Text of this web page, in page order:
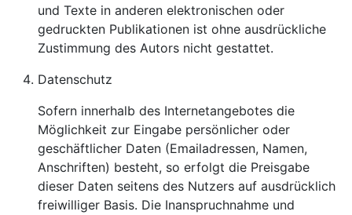
und Texte in anderen elektronischen oder
gedruckten Publikationen ist ohne ausdrückliche
Zustimmung des Autors nicht gestattet.
Datenschutz
Sofern innerhalb des Internetangebotes die
Möglichkeit zur Eingabe persönlicher oder
geschäftlicher Daten (Emailadressen, Namen,
Anschriften) besteht, so erfolgt die Preisgabe
dieser Daten seitens des Nutzers auf ausdrücklich
freiwilliger Basis. Die Inanspruchnahme und